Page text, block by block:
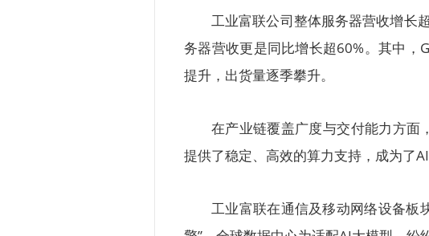
工业富联公司整体服务器营收增长
务器营收更是同比增长超60%。其中，
提升，出货量逐季攀升。
在产业链覆盖广度与交付能力方面
提供了稳定、高效的算力支持，成为了
工业富联在通信及移动网络设备板